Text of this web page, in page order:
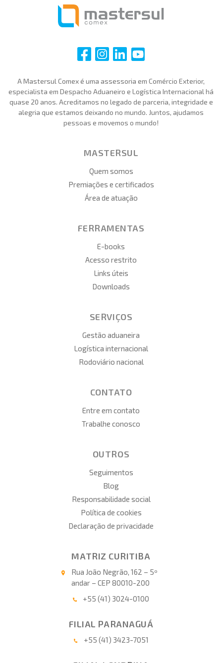
i i i i
A Mastersul Comex é uma assessoria em Comércio Exterior,
especialista em Despacho Aduaneiro e Logística Internacional há
quase 20 anos. Acreditamos no legado de parceria, integridade e
alegria que estamos deixando no mundo. Juntos, ajudamos
pessoas e movemos o mundo!
MASTERSUL
Quem somos
Premiações e certificados
Área de atuação
FERRAMENTAS
E-books
Acesso restrito
Links úteis
Downloads
SERVIÇOS
Gestão aduaneira
Logística internacional
Rodoviário nacional
CONTATO
Entre em contato
Trabalhe conosco
OUTROS
Seguimentos
Blog
Responsabilidade social
Política de cookies
Declaração de privacidade
MATRIZ CURITIBA
Rua João Negrão, 162 – 5º
andar – CEP 80010-200
+55 (41) 3024-0100
FILIAL PARANAGUÁ
+55 (41) 3423-7051